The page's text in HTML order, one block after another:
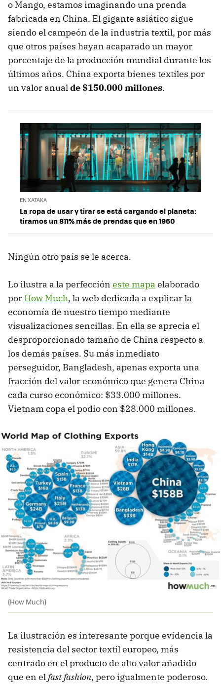
o Mango, estamos imaginando una prenda
fabricada en China. El gigante asiático sigue
siendo el campeón de la industria textil, por más
que otros países hayan acaparado un mayor
porcentaje de la producción mundial durante los
últimos años. China exporta bienes textiles por
un valor anualde $150.000 millones.
EN XATAKA
La ropa de usar y tirar se está cargando el planeta:
tiramos un 811% más de prendas que en 1960
Ningún otro país se le acerca.
Lo ilustra a la perfección este mapa elaborado
por How Much, la web dedicada a explicar la
economía de nuestro tiempo mediante
visualizaciones sencillas. En ella se aprecia el
desproporcionado tamaño de China respecto a
los demás países. Su más inmediato
perseguidor, Bangladesh, apenas exporta una
fracción del valor económico que genera China
cada curso económico: $33.000 millones.
Vietnam copa el podio con $28.000 millones.
(How Much)
La ilustración es interesante porque evidencia la
resistencia del sector textil europeo, más
centrado en el producto de alto valor añadido
que en elfast fashion, pero igualmente poderoso.